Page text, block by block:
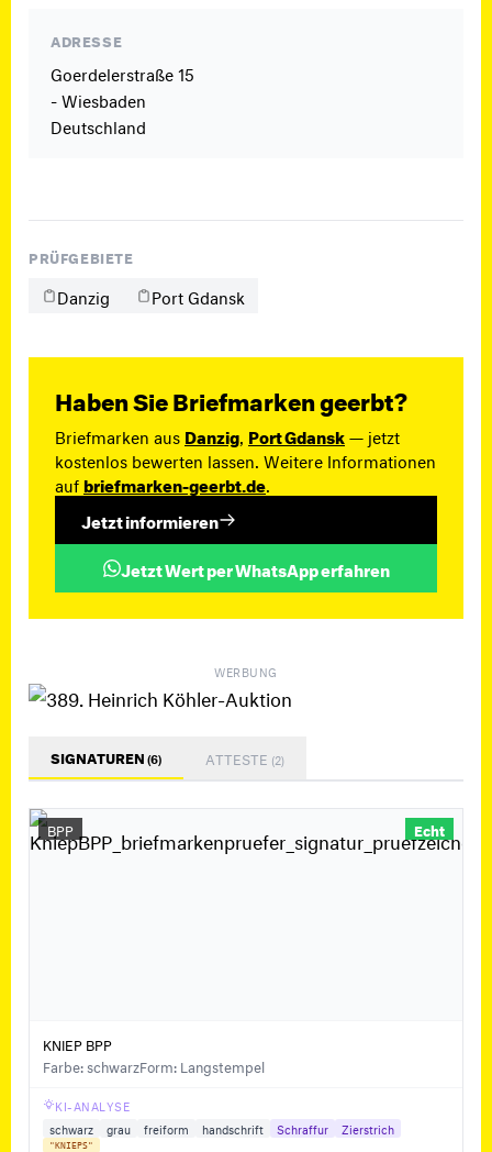
ADRESSE
Goerdelerstraße 15
- Wiesbaden
Deutschland
PRÜFGEBIETE
Danzig Port Gdansk
Haben Sie Briefmarken geerbt?
Briefmarken aus Danzig Port Gdansk— jetzt
kostenlos bewerten lassen. Weitere Informationen
aufbriefmarken-geerbt.de
Jetzt informieren
Jetzt Wert per WhatsApp erfahren
WERBUNG
SIGNATUREN(6) ATTESTE (2)
BPP Echt
KNIEP BPP
Farbe: schwarzForm: Langstempel
KI-ANALYSE
schwarz
grau freiform handschrift Schraffur Zierstrich
"KNIEPS"